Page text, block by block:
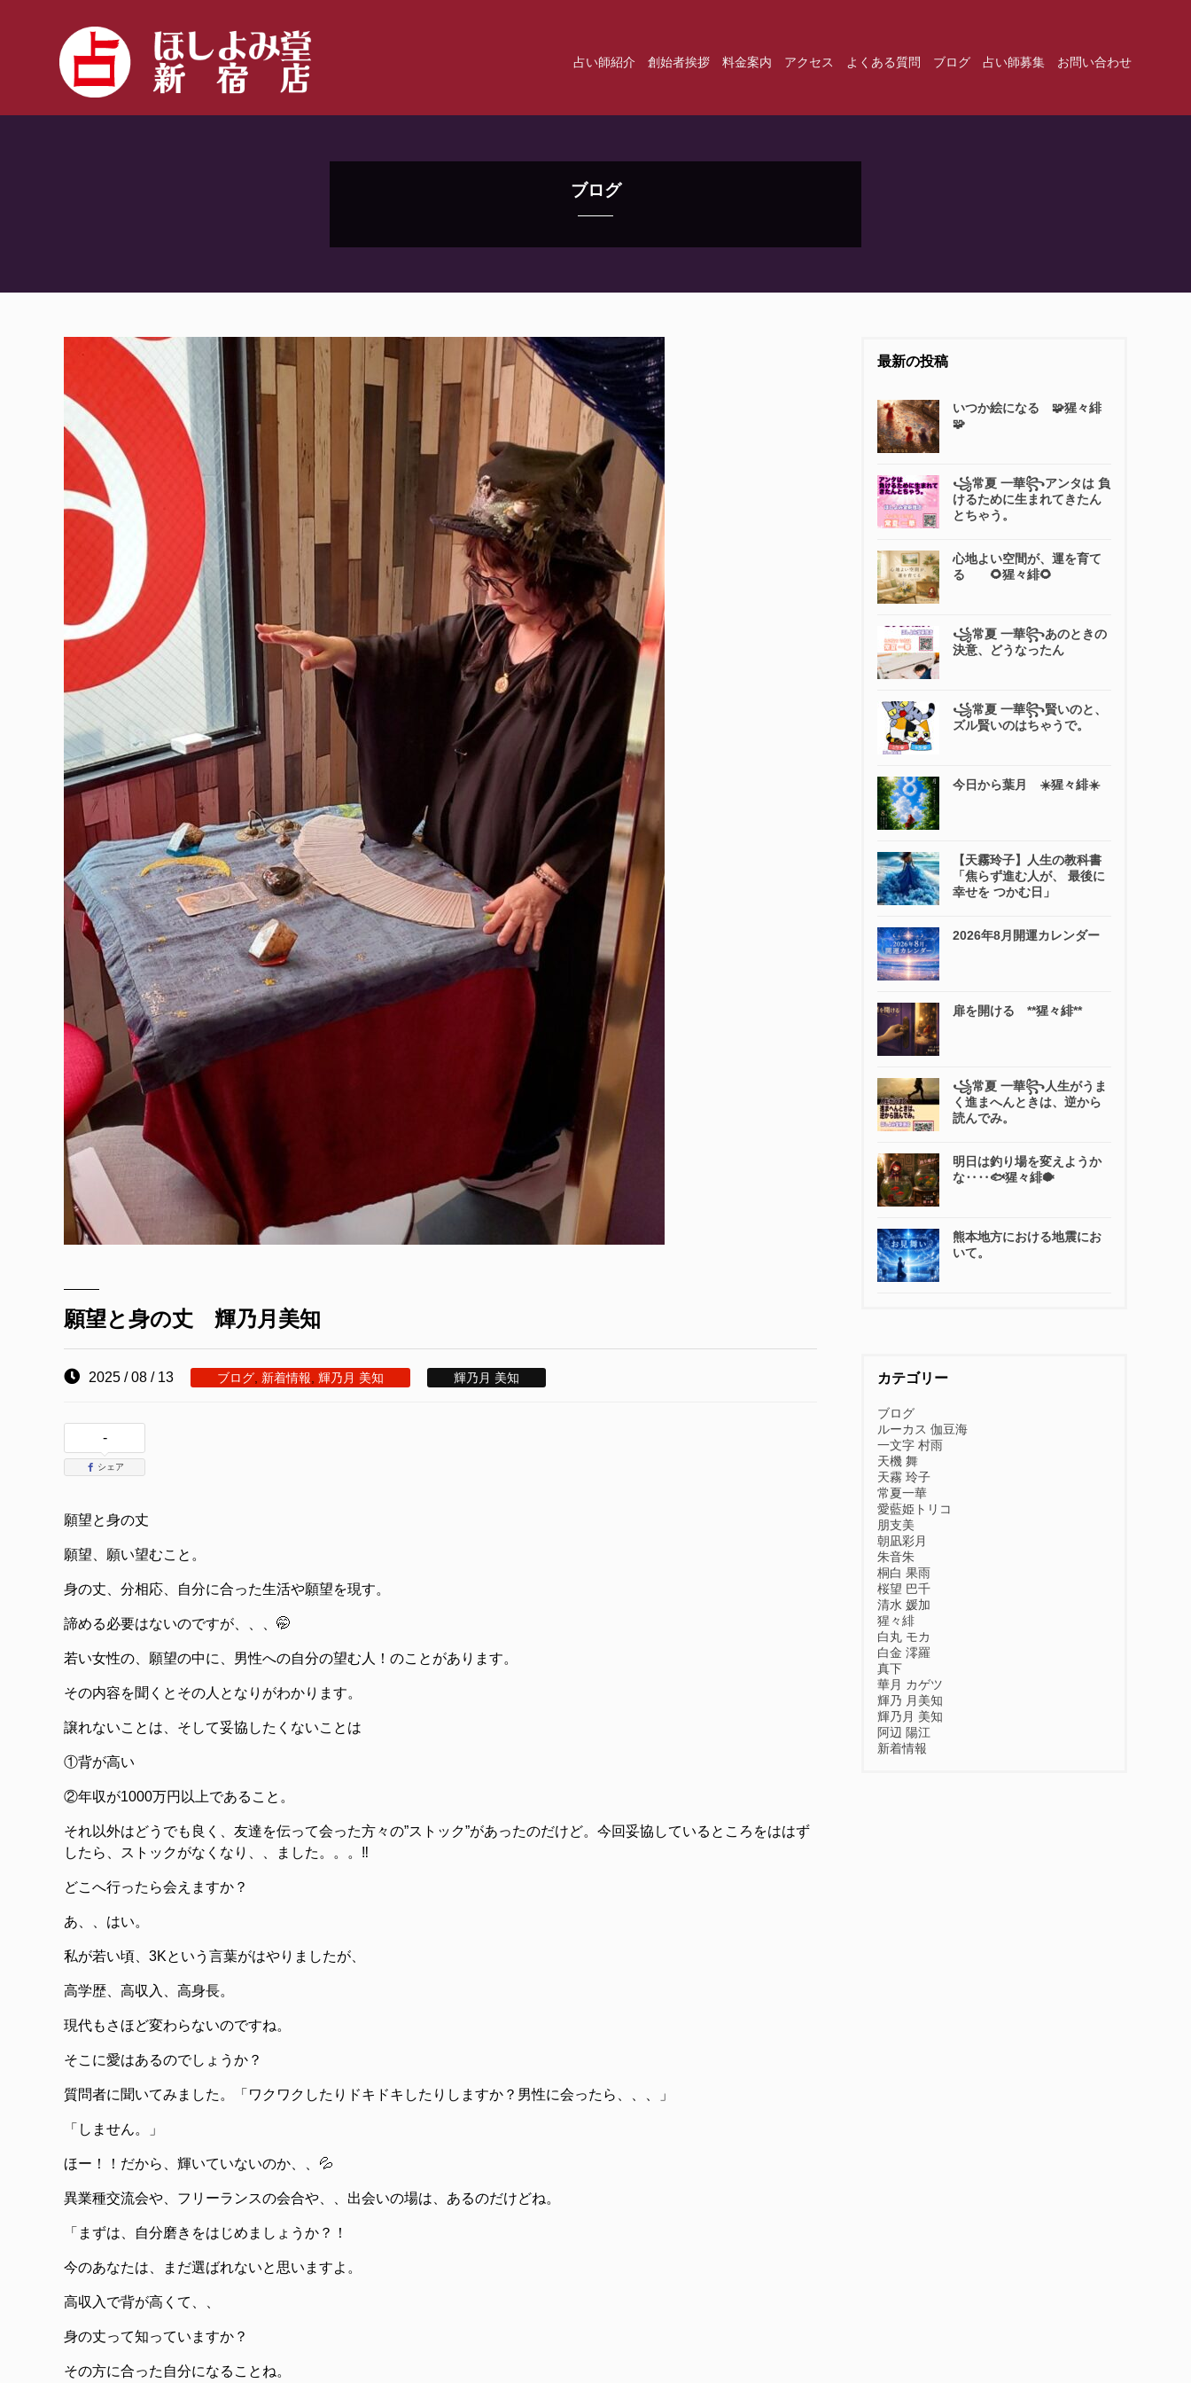
占い師紹介 創始者挨拶 料金案内 アクセス よくある質問 ブログ 占い師募集 お問い合わせ
ブログ
願望と身の丈 輝乃月美知
2025 / 08 / 13 ブログ 新着情報 輝乃月 美知 輝乃月 美知
-
シェア
願望と身の丈
願望、願い望むこと。
身の丈、分相応、自分に合った生活や願望を現す。
諦める必要はないのですが、、、🤭
若い女性の、願望の中に、男性への自分の望む人！のことがあります。
その内容を聞くとその人となりがわかります。
譲れないことは、そして妥協したくないことは
①背が高い
②年収が1000万円以上であること。
それ以外はどうでも良く、友達を伝って会った方々の”ストック”があったのだけど。今回妥協しているところをははず
したら、ストックがなくなり、、ました。。。‼️
どこへ行ったら会えますか？
あ、、はい。
私が若い頃、3Kという言葉がはやりましたが、
高学歴、高収入、高身長。
現代もさほど変わらないのですね。
そこに愛はあるのでしょうか？
質問者に聞いてみました。「ワクワクしたりドキドキしたりしますか？男性に会ったら、、、」
「しません。」
ほー！！だから、輝いていないのか、、💦
異業種交流会や、フリーランスの会合や、、出会いの場は、あるのだけどね。
「まずは、自分磨きをはじめましょうか？！
今のあなたは、まだ選ばれないと思いますよ。
高収入で背が高くて、、
身の丈って知っていますか？
その方に合った自分になることね。
最新の投稿
いつか絵になる 🧩猩々緋
🧩
꧁常夏 一華꧂アンタは 負
けるために生まれてきたん
とちゃう。
心地よい空間が、運を育て
る 🌻猩々緋🌻
꧁常夏 一華꧂あのときの
決意、どうなったん
꧁常夏 一華꧂賢いのと、
ズル賢いのはちゃうで。
今日から葉月 ☀️猩々緋☀️
【天霧玲子】人生の教科書
「焦らず進む人が、 最後に
幸せを つかむ日」
2026年8月開運カレンダー
扉を開ける **猩々緋**
꧁常夏 一華꧂人生がうま
く進まへんときは、逆から
読んでみ。
明日は釣り場を変えようか
な‥‥🐟猩々緋🐡
熊本地方における地震にお
いて。
カテゴリー
ブログ
ルーカス 伽豆海
一文字 村雨
天機 舞
天霧 玲子
常夏一華
愛藍姫トリコ
朋支美
朝凪彩月
朱音朱
桐白 果雨
桜望 巴千
清水 媛加
猩々緋
白丸 モカ
白金 澪羅
真下
華月 カゲツ
輝乃 月美知
輝乃月 美知
阿辺 陽江
新着情報